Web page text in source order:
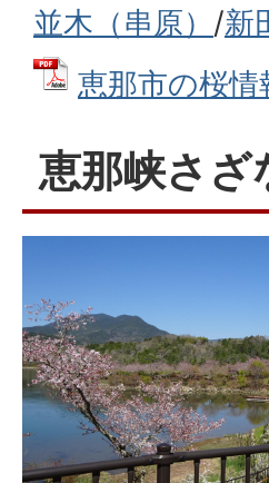
並木（串原） /新
恵那市の桜
恵那峡さざ